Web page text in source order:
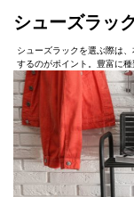
シューズラッ
シューズラックを選ぶ際は
するのがポイント。豊富に